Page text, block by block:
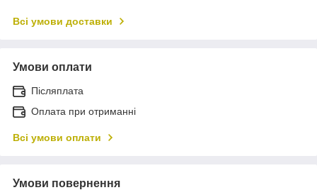
Всі умови доставки
Умови оплати
Післяплата
Оплата при отриманні
Всі умови оплати
Умови повернення